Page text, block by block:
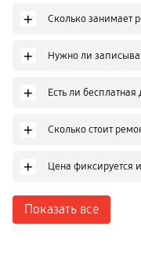
+ Сколько занимает
+ Нужно ли
+ Есть ли бесплатная
+ Сколько стоит
+ Цена фиксируется
Показать все